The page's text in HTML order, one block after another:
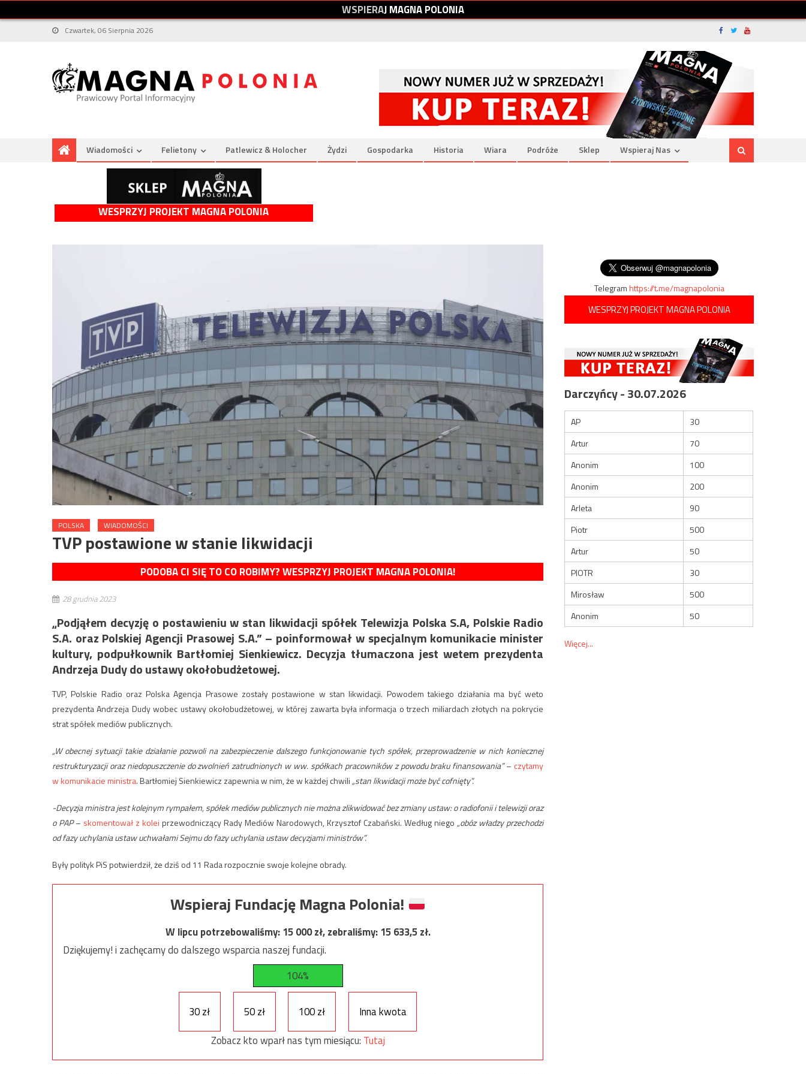
WSPIERAJMAGNAPOLONIA
Czwartek, 06 Sierpnia 2026
Wiadomości Felietony Patlewicz & Holocher Żydzi Gospodarka Historia Wiara Podróże Sklep Wspieraj Nas
WESPRZYJ PROJEKT MAGNA POLONIA
POLSKA WIADOMOŚCI
TVP postawione w stanie likwidacji
PODOBA CI SIĘ TO CO ROBIMY? WESPRZYJ PROJEKT MAGNA POLONIA!
28 grudnia 2023
„Podjąłem decyzję o postawieniu w stan likwidacji spółek Telewizja Polska S.A, Polskie Radio
S.A. oraz Polskiej Agencji Prasowej S.A.” – poinformował w specjalnym komunikacie minister
kultury, podpułkownik Bartłomiej Sienkiewicz. Decyzja tłumaczona jest wetem prezydenta
Andrzeja Dudy do ustawy okołobudżetowej.
TVP, Polskie Radio oraz Polska Agencja Prasowe zostały postawione w stan likwidacji. Powodem takiego działania ma być weto
prezydenta Andrzeja Dudy wobec ustawy okołobudżetowej, w której zawarta była informacja o trzech miliardach złotych na pokrycie
strat spółek mediów publicznych.
„W obecnej sytuacji takie działanie pozwoli na zabezpieczenie dalszego funkcjonowanie tych spółek, przeprowadzenie w nich koniecznej
restrukturyzacji oraz niedopuszczenie do zwolnień zatrudnionych w ww. spółkach pracowników z powodu braku finansowania”– czytamy
w komunikacie ministra. Bartłomiej Sienkiewicz zapewnia w nim, że w każdej chwili „stan likwidacji może być cofnięty”.
-Decyzja ministra jest kolejnym rympałem, spółek mediów publicznych nie można zlikwidować bez zmiany ustaw: o radiofonii i telewizji oraz
o PAP– skomentował z kolei przewodniczący Rady Mediów Narodowych, Krzysztof Czabański. Według niego „obóz władzy przechodzi
od fazy uchylania ustaw uchwałami Sejmu do fazy uchylania ustaw decyzjami ministrów”.
Były polityk PiS potwierdził, że dziś od 11 Rada rozpocznie swoje kolejne obrady.
Wspieraj Fundację Magna Polonia!
W lipcu potrzebowaliśmy:15 000zł, zebraliśmy:15 633,5zł.
Dziękujemy! i zachęcamy do dalszego wsparcia naszej fundacji.
104%
30 zł 50 zł 100 zł
Inna kwota
Zobacz kto wparł nas tym miesiącu: Tutaj
Telegramhttps://t.me/magnapolonia
WESPRZYJ PROJEKT MAGNA POLONIA
Darczyńcy - 30.07.2026
AP
30
Artur
70
Anonim
100
Anonim
200
Arleta
90
Piotr
500
Artur
50
PIOTR
30
Mirosław
500
Anonim
50
Więcej...